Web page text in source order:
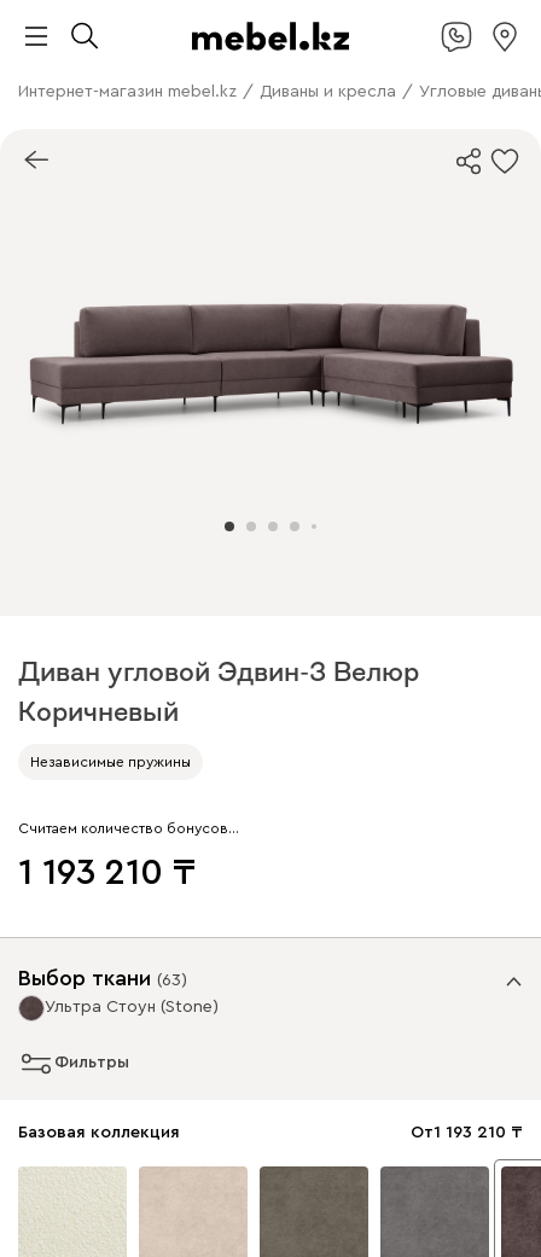
Интернет-магазин mebel.kz / Диваны и кресла / Угловые
Диван угловой Эдвин-3 Велюр
Коричневый
Независимые пружины
Считаем количество бонусов…
1 193 210
Выбор ткани (63)
Ультра Стоун (Stone)
Фильтры
Базовая коллекция От1 193 210